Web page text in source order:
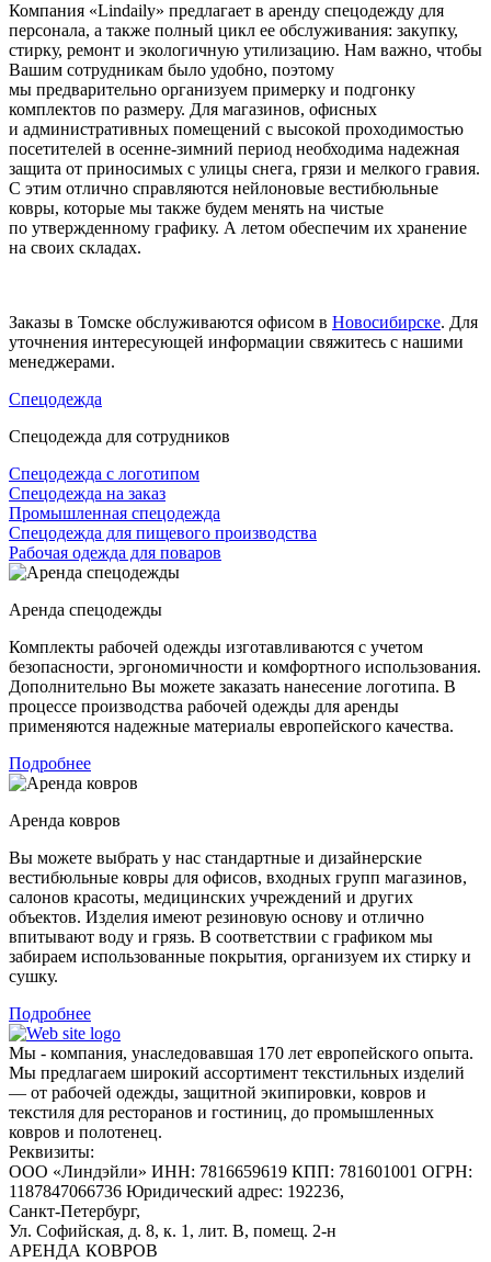
Компания «Lindaily» предлагает в аренду спецодежду для
персонала, а также полный цикл ее обслуживания: закупку,
стирку, ремонт и экологичную утилизацию. Нам важно, чтобы
Вашим сотрудникам было удобно, поэтому
мы предварительно организуем примерку и подгонку
комплектов по размеру. Для магазинов, офисных
и административных помещений с высокой проходимостью
посетителей в осенне-зимний период необходима надежная
защита от приносимых с улицы снега, грязи и мелкого гравия.
С этим отлично справляются нейлоновые вестибюльные
ковры, которые мы также будем менять на чистые
по утвержденному графику. А летом обеспечим их хранение
на своих складах.
Заказы в Томске обслуживаются офисом в Новосибирске. Для
уточнения интересующей информации свяжитесь с нашими
менеджерами.
Спецодежда
Спецодежда для сотрудников
Спецодежда с логотипом
Спецодежда на заказ
Промышленная спецодежда
Спецодежда для пищевого производства
Рабочая одежда для поваров
Аренда спецодежды
Комплекты рабочей одежды изготавливаются с учетом
безопасности, эргономичности и комфортного использования.
Дополнительно Вы можете заказать нанесение логотипа. В
процессе производства рабочей одежды для аренды
применяются надежные материалы европейского качества.
Подробнее
Аренда ковров
Вы можете выбрать у нас стандартные и дизайнерские
вестибюльные ковры для офисов, входных групп магазинов,
салонов красоты, медицинских учреждений и других
объектов. Изделия имеют резиновую основу и отлично
впитывают воду и грязь. В соответствии с графиком мы
забираем использованные покрытия, организуем их стирку и
сушку.
Подробнее
Мы - компания, унаследовавшая 170 лет европейского опыта.
Мы предлагаем широкий ассортимент текстильных изделий
— от рабочей одежды, защитной экипировки, ковров и
текстиля для ресторанов и гостиниц, до промышленных
ковров и полотенец.
Реквизиты:
ООО «Линдэйли» ИНН: 7816659619 КПП: 781601001 ОГРН:
1187847066736 Юридический адрес: 192236,
Санкт-Петербург,
Ул. Софийская, д. 8, к. 1, лит. В, помещ. 2-н
АРЕНДА КОВРОВ